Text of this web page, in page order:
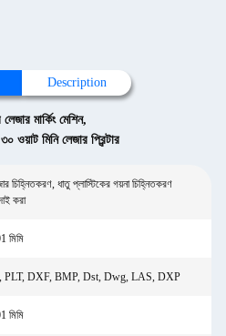
Description
মার্কিং মেশিন,
৩০ ওয়াট মিনি লেজার প্রিন্টার
চিহ্নিতকরণ, ধাতু প্লাস্টিকের গয়না চিহ্নিতকরণ
করা
মিমি
PLT, DXF, BMP, Dst, Dwg, LAS, DXP
মিমি